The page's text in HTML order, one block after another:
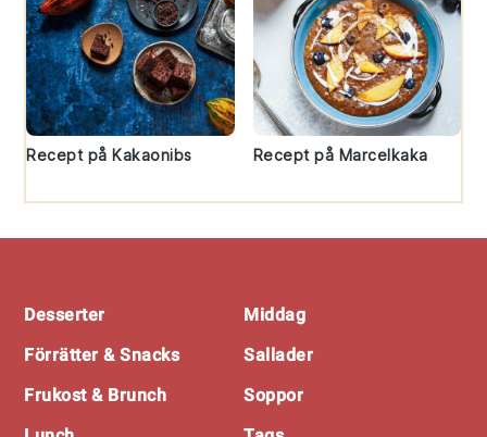
Recept på Kakaonibs Recept på Marcelkaka
Desserter
Förrätter & Snacks
Frukost & Brunch
Middag
Sallader
Soppor